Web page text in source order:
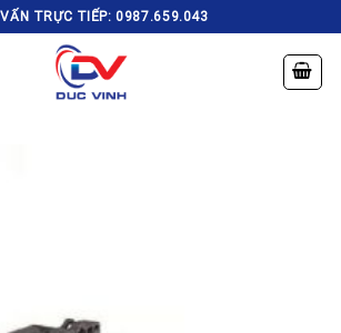
TRỰC TIẾP: 0987.659.043